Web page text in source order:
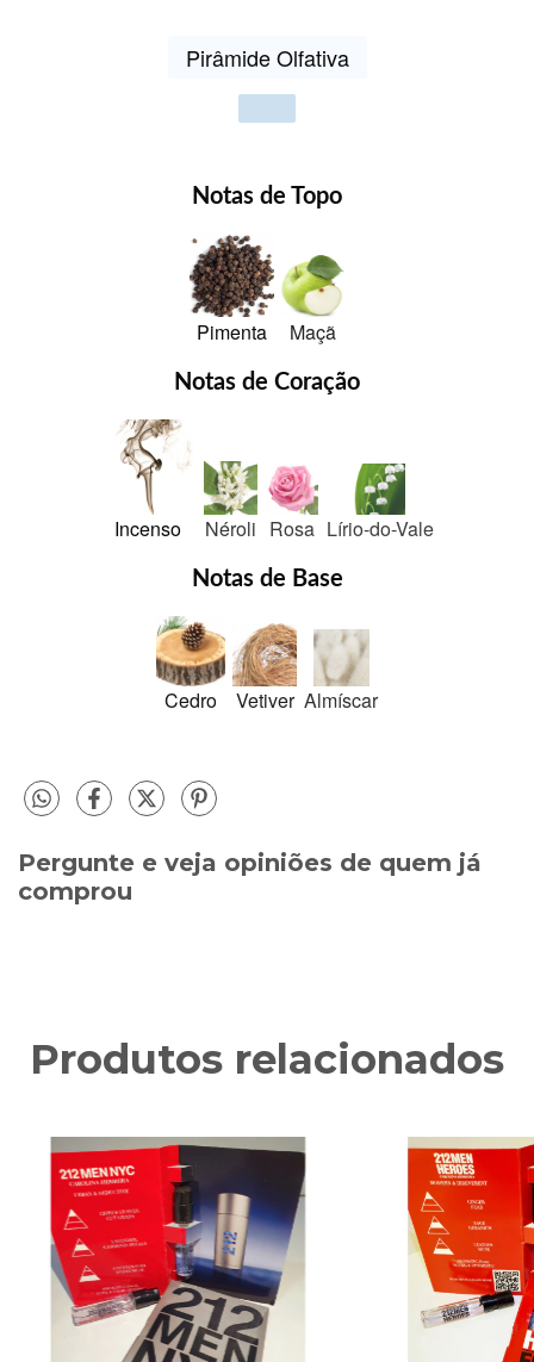
Pirâmide Olfativa
Notas de Topo
Pimenta Maçã
Notas de Coração
Incenso Néroli Rosa Lírio-do-Vale
Notas de Base
Cedro Vetiver Almíscar
Pergunte e veja opiniões de quem já
comprou
Produtos relacionados